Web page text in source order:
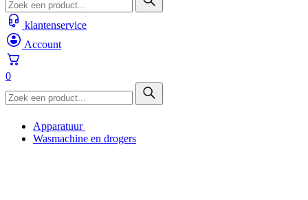
klantenservice
Account
0
Apparatuur
Wasmachine en drogers